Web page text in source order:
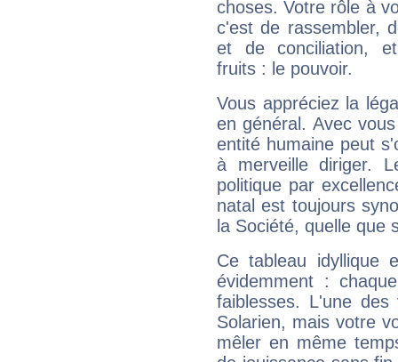
choses. Votre rôle à
c'est de rassembler,
et de conciliation,
fruits : le pouvoir.
Vous appréciez la
en général. Avec
entité humaine peut
à merveille diriger.
politique par
natal est toujours
la Société, quelle que
Ce tableau idyllique
évidemment :
faiblesses. L'une
Solarien, mais votre
mêler en même